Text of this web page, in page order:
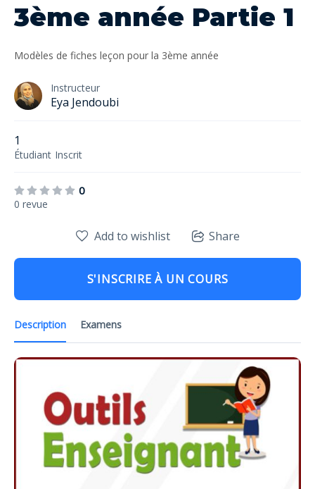
3ème année Partie 1
Modèles de fiches leçon pour la 3ème année
Instructeur
Eya Jendoubi
1
Étudiant Inscrit
0
0 revue
Description Examens
Add to wishlist Share
S'INSCRIRE À UN COURS